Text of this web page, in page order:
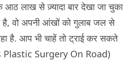
लाख से ज़्यादा बार देखा जा चुका
है, वो अपनी आंखों को गुलाब जल से
है. आप भी चाहें तो ट्राई कर सकते
Plastic Surgery On Road)